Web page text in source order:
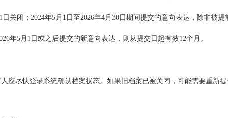
关闭；2024年5月1日至2026年4月30日期间提交的意向表达，除非被提
年5月1日或之后提交的新意向表达，则从提交日起有效12个月。
应尽快登录系统确认档案状态。如果旧档案已被关闭，可能需要重新